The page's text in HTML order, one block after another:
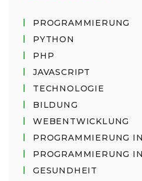
PROGRAMMIERUNG
PYTHON
PHP
JAVASCRIPT
TECHNOLOGIE
BILDUNG
WEBENTWICKLUNG
PROGRAMMIERUNG
PROGRAMMIERUNG
GESUNDHEIT